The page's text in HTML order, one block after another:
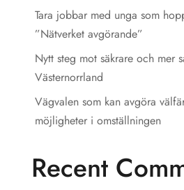
Tara jobbar med unga som
”Nätverket avgörande”
Nytt steg mot säkrare och mer
Västernorrland
Vägvalen som kan avgöra
möjligheter i omställningen
Recent